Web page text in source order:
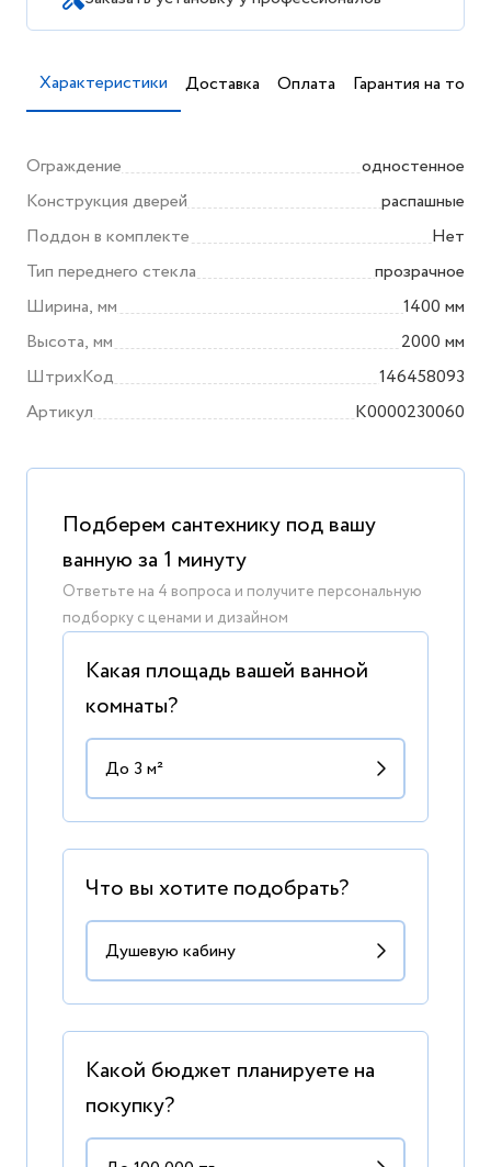
Характеристики Доставка Оплата Гарантия на товар
Ограждение
одностенное
Конструкция дверей
распашные
Поддон в комплекте
Нет
Тип переднего стекла
прозрачное
Ширина, мм
1400 мм
Высота, мм
2000 мм
ШтрихКод
146458093
Артикул
K0000230060
Подберем сантехнику под вашу
ванную за 1 минуту
Ответьте на 4 вопроса и получите персональную
подборку с ценами и дизайном
Какая площадь вашей ванной
комнаты?
Что вы хотите подобрать?
Какой бюджет планируете на
покупку?